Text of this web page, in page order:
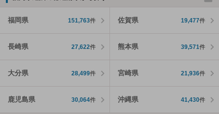
福岡県 151,763件 佐賀県 19,477件
長崎県 27,622件 熊本県 39,571件
大分県 28,499件 宮崎県 21,936件
鹿児島県 30,064件 沖縄県 41,430件